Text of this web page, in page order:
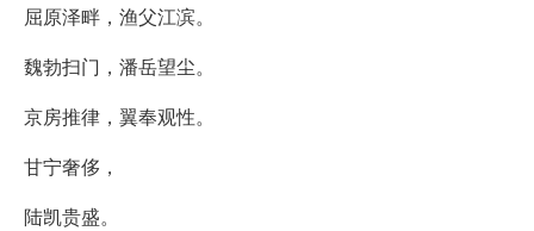
屈原泽畔，渔父江滨。
魏勃扫门，潘岳望尘。
京房推律，翼奉观性。
甘宁奢侈，
陆凯贵盛。